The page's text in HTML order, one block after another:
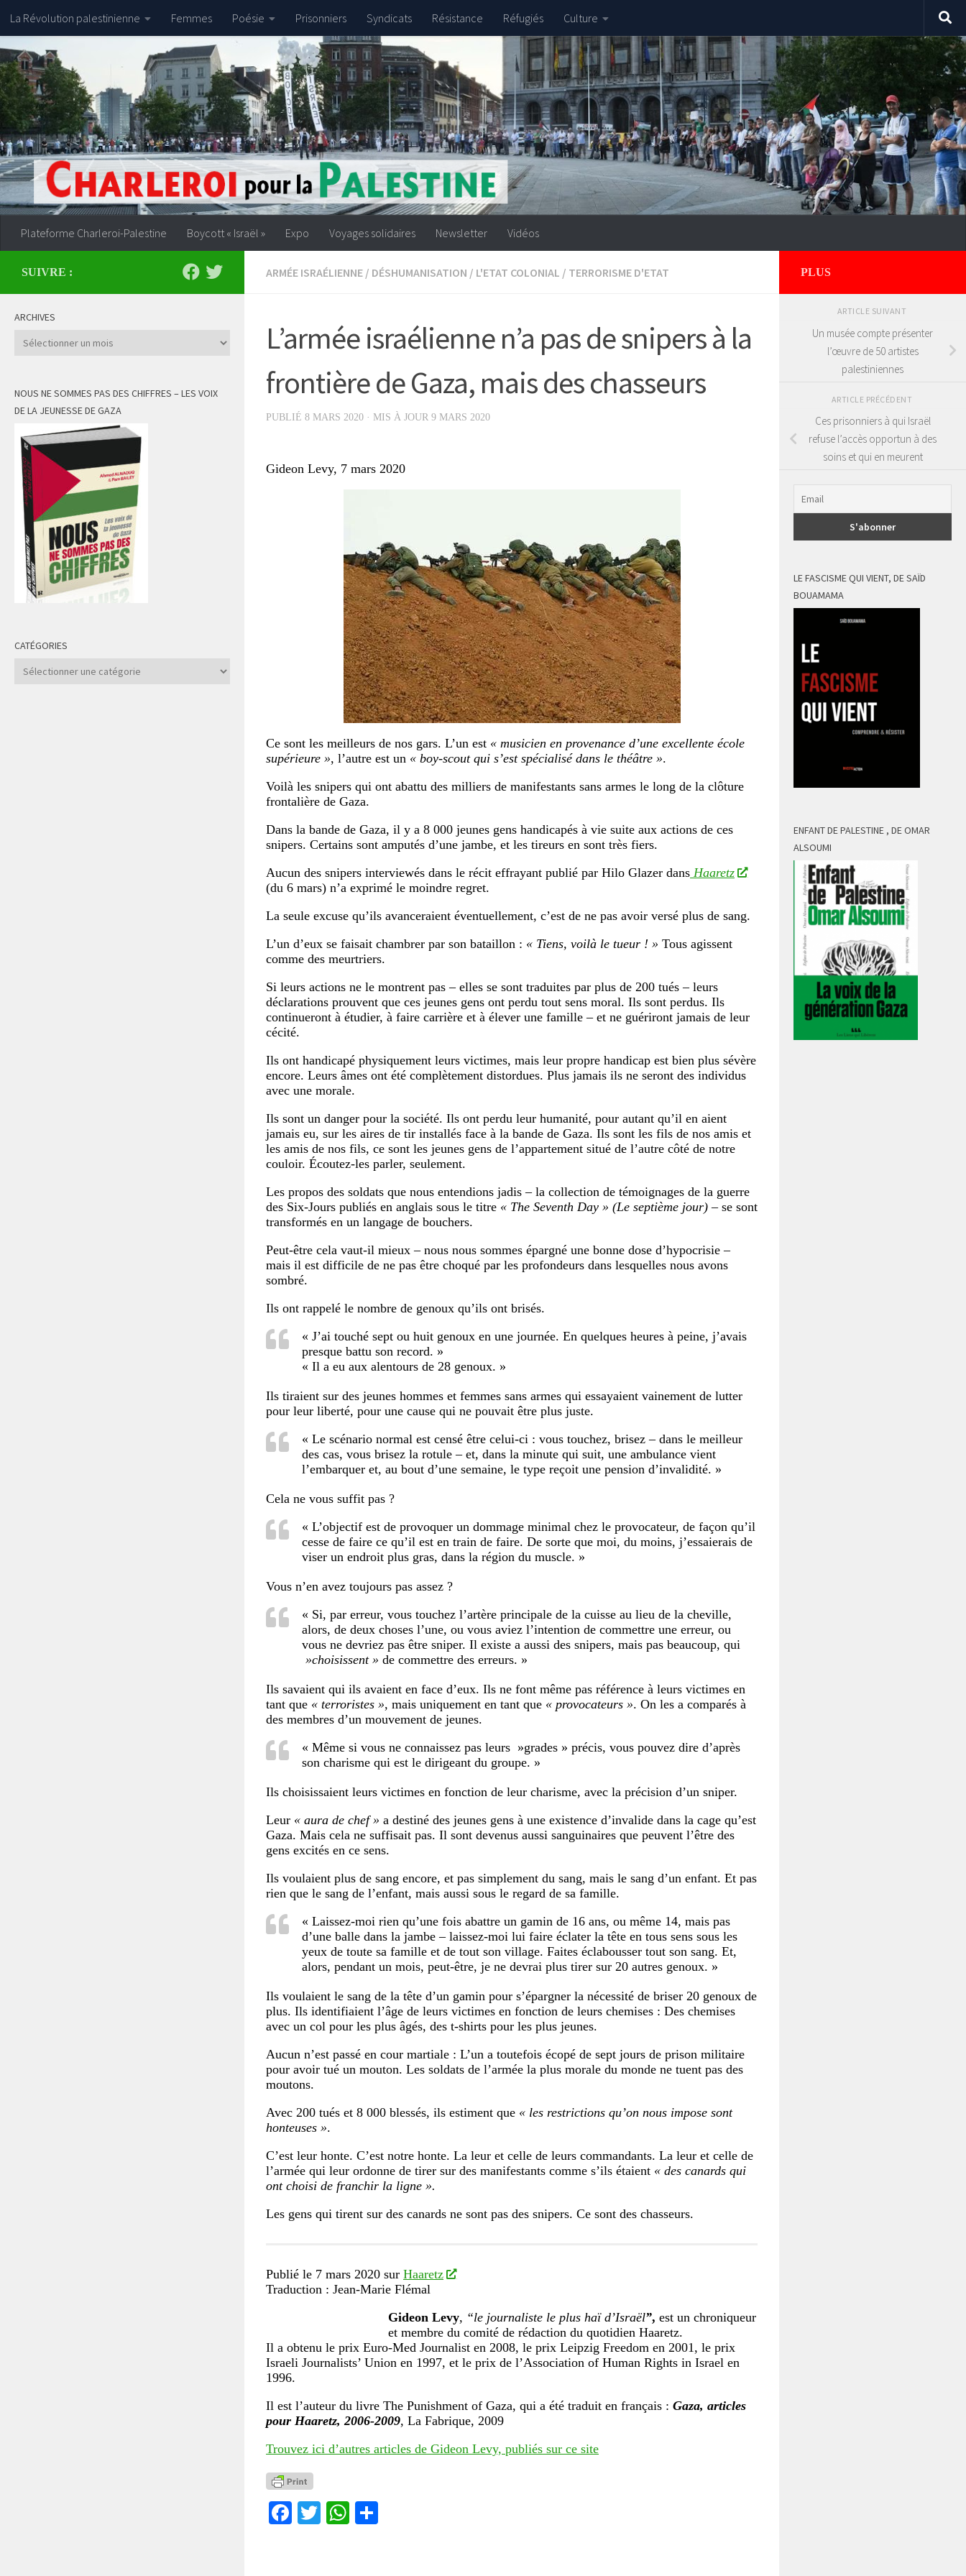
Skip to content
La Révolution palestinienne Femmes Poésie Prisonniers Syndicats Résistance Réfugiés Culture
Plateforme Charleroi-Palestine Boycott « Israël » Expo Voyages solidaires Newsletter Vidéos
ARMÉE ISRAÉLIENNE / DÉSHUMANISATION / L'ETAT COLONIAL / TERRORISME D'ETAT
L’armée israélienne n’a pas de snipers à la
frontière de Gaza, mais des chasseurs
PUBLIÉ 8 MARS 2020 · MIS À JOUR 9 MARS 2020
Gideon Levy, 7 mars 2020
Ce sont les meilleurs de nos gars. L’un est « musicien en provenance d’une excellente école
supérieure », l’autre est un « boy-scout qui s’est spécialisé dans le théâtre ».
Voilà les snipers qui ont abattu des milliers de manifestants sans armes le long de la clôture
frontalière de Gaza.
Dans la bande de Gaza, il y a 8 000 jeunes gens handicapés à vie suite aux actions de ces
snipers. Certains sont amputés d’une jambe, et les tireurs en sont très fiers.
Aucun des snipers interviewés dans le récit effrayant publié par Hilo Glazer dans Haaretz
(du 6 mars) n’a exprimé le moindre regret.
La seule excuse qu’ils avanceraient éventuellement, c’est de ne pas avoir versé plus de sang.
L’un d’eux se faisait chambrer par son bataillon : « Tiens, voilà le tueur ! » Tous agissent
comme des meurtriers.
Si leurs actions ne le montrent pas – elles se sont traduites par plus de 200 tués – leurs
déclarations prouvent que ces jeunes gens ont perdu tout sens moral. Ils sont perdus. Ils
continueront à étudier, à faire carrière et à élever une famille – et ne guériront jamais de leur
cécité.
Ils ont handicapé physiquement leurs victimes, mais leur propre handicap est bien plus sévère
encore. Leurs âmes ont été complètement distordues. Plus jamais ils ne seront des individus
avec une morale.
Ils sont un danger pour la société. Ils ont perdu leur humanité, pour autant qu’il en aient
jamais eu, sur les aires de tir installés face à la bande de Gaza. Ils sont les fils de nos amis et
les amis de nos fils, ce sont les jeunes gens de l’appartement situé de l’autre côté de notre
couloir. Écoutez-les parler, seulement.
Les propos des soldats que nous entendions jadis – la collection de témoignages de la guerre
des Six-Jours publiés en anglais sous le titre « The Seventh Day » (Le septième jour) – se sont
transformés en un langage de bouchers.
Peut-être cela vaut-il mieux – nous nous sommes épargné une bonne dose d’hypocrisie –
mais il est difficile de ne pas être choqué par les profondeurs dans lesquelles nous avons
sombré.
Ils ont rappelé le nombre de genoux qu’ils ont brisés.
« J’ai touché sept ou huit genoux en une journée. En quelques heures à peine, j’avais
presque battu son record. »
« Il a eu aux alentours de 28 genoux. »
Ils tiraient sur des jeunes hommes et femmes sans armes qui essayaient vainement de lutter
pour leur liberté, pour une cause qui ne pouvait être plus juste.
« Le scénario normal est censé être celui-ci : vous touchez, brisez – dans le meilleur
des cas, vous brisez la rotule – et, dans la minute qui suit, une ambulance vient
l’embarquer et, au bout d’une semaine, le type reçoit une pension d’invalidité. »
Cela ne vous suffit pas ?
« L’objectif est de provoquer un dommage minimal chez le provocateur, de façon qu’il
cesse de faire ce qu’il est en train de faire. De sorte que moi, du moins, j’essaierais de
viser un endroit plus gras, dans la région du muscle. »
Vous n’en avez toujours pas assez ?
« Si, par erreur, vous touchez l’artère principale de la cuisse au lieu de la cheville,
alors, de deux choses l’une, ou vous aviez l’intention de commettre une erreur, ou
vous ne devriez pas être sniper. Il existe a aussi des snipers, mais pas beaucoup, qui
»choisissent » de commettre des erreurs. »
Ils savaient qui ils avaient en face d’eux. Ils ne font même pas référence à leurs victimes en
tant que « terroristes », mais uniquement en tant que « provocateurs ». On les a comparés à
des membres d’un mouvement de jeunes.
« Même si vous ne connaissez pas leurs »grades » précis, vous pouvez dire d’après
son charisme qui est le dirigeant du groupe. »
Ils choisissaient leurs victimes en fonction de leur charisme, avec la précision d’un sniper.
Leur « aura de chef » a destiné des jeunes gens à une existence d’invalide dans la cage qu’est
Gaza. Mais cela ne suffisait pas. Il sont devenus aussi sanguinaires que peuvent l’être des
gens excités en ce sens.
Ils voulaient plus de sang encore, et pas simplement du sang, mais le sang d’un enfant. Et pas
rien que le sang de l’enfant, mais aussi sous le regard de sa famille.
« Laissez-moi rien qu’une fois abattre un gamin de 16 ans, ou même 14, mais pas
d’une balle dans la jambe – laissez-moi lui faire éclater la tête en tous sens sous les
yeux de toute sa famille et de tout son village. Faites éclabousser tout son sang. Et,
alors, pendant un mois, peut-être, je ne devrai plus tirer sur 20 autres genoux. »
Ils voulaient le sang de la tête d’un gamin pour s’épargner la nécessité de briser 20 genoux de
plus. Ils identifiaient l’âge de leurs victimes en fonction de leurs chemises : Des chemises
avec un col pour les plus âgés, des t-shirts pour les plus jeunes.
Aucun n’est passé en cour martiale : L’un a toutefois écopé de sept jours de prison militaire
pour avoir tué un mouton. Les soldats de l’armée la plus morale du monde ne tuent pas des
moutons.
Avec 200 tués et 8 000 blessés, ils estiment que « les restrictions qu’on nous impose sont
honteuses ».
C’est leur honte. C’est notre honte. La leur et celle de leurs commandants. La leur et celle de
l’armée qui leur ordonne de tirer sur des manifestants comme s’ils étaient « des canards qui
ont choisi de franchir la ligne ».
Les gens qui tirent sur des canards ne sont pas des snipers. Ce sont des chasseurs.
Publié le 7 mars 2020 sur Haaretz
Traduction : Jean-Marie Flémal
Gideon Levy, “le journaliste le plus haï d’Israël”, est un chroniqueur
et membre du comité de rédaction du quotidien Haaretz.
Il a obtenu le prix Euro-Med Journalist en 2008, le prix Leipzig Freedom en 2001, le prix
Israeli Journalists’ Union en 1997, et le prix de l’Association of Human Rights in Israel en
1996.
Il est l’auteur du livre The Punishment of Gaza, qui a été traduit en français : Gaza, articles
pour Haaretz, 2006-2009, La Fabrique, 2009
Trouvez ici d’autres articles de Gideon Levy, publiés sur ce site
Facebook
TwitterWhatsApp
SUIVRE :
ARCHIVES
Archives
NOUS NE SOMMES PAS DES CHIFFRES – LES VOIX
DE LA JEUNESSE DE GAZA
CATÉGORIES
Catégories
PLUS
ARTICLE SUIVANT
Un musée compte présenter
l’œuvre de 50 artistes
palestiniennes
ARTICLE PRÉCÉDENT
Ces prisonniers à qui Israël
refuse l’accès opportun à des
soins et qui en meurent
LE FASCISME QUI VIENT, DE SAÏD
BOUAMAMA
ENFANT DE PALESTINE , DE OMAR
ALSOUMI